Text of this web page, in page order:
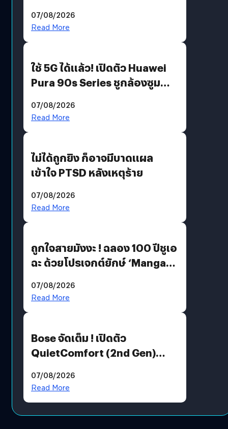
บริโภคและ B2B
07/08/2026
Read More
ใช้ 5G ได้แล้ว! เปิดตัว Huawei
Pura 90s Series ชูกล้องซูม
07/08/2026
Read More
ไม่ได้ถูกยิง ก็อาจมีบาดแผล
เข้าใจ PTSD หลังเหตุร้าย
07/08/2026
Read More
ถูกใจสายมังงะ ! ฉลอง 100 ปีชูเอ
ฉะ ด้วยโปรเจกต์ยักษ์ ‘Manga
มีภาษาไทยด้วย
07/08/2026
Read More
Bose จัดเต็ม ! เปิดตัว
QuietComfort (2nd Gen)
07/08/2026
Read More